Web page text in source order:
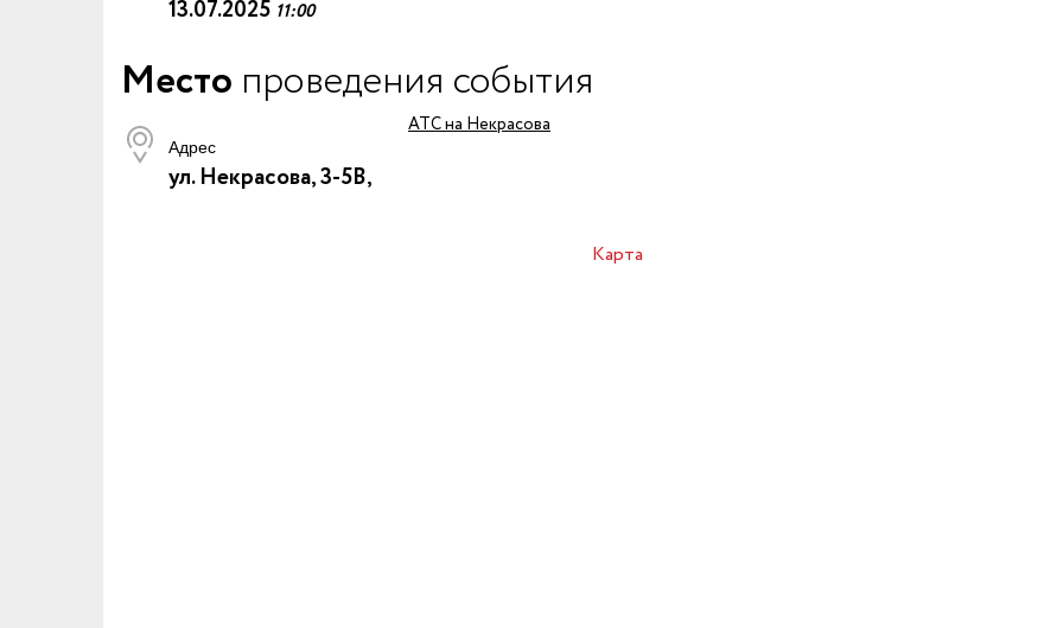
13.07.2025 11:00
Место проведения события
Адрес
ул. Некрасова, 3-5В,
АТС на Некрасова
Карта